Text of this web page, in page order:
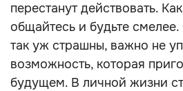
перестанут действовать.
общайтесь и будьте
так уж страшны, важно не
возможность, которая
будущем. В личной жизни